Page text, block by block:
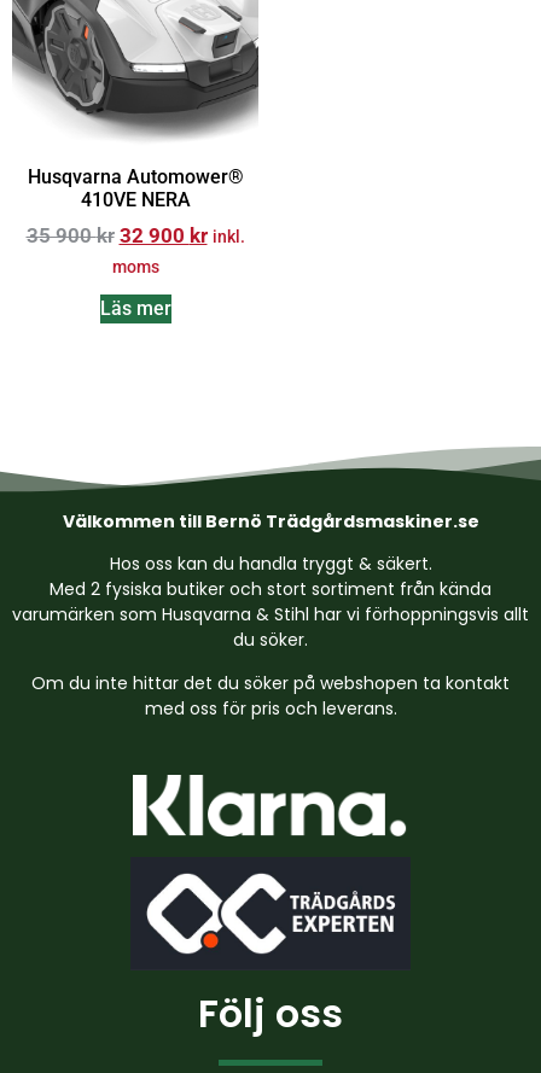
Husqvarna Automower®
410VE NERA
35 900kr 32 900 kr inkl.
moms
Läs mer
Välkommen till Bernö Trädgårdsmaskiner.se
Hos oss kan du handla tryggt & säkert.
Med 2 fysiska butiker och stort sortiment från kända
varumärken som Husqvarna & Stihl har vi förhoppningsvis allt
du söker.
Om du inte hittar det du söker på webshopen ta kontakt
med oss för pris och leverans.
Följ oss